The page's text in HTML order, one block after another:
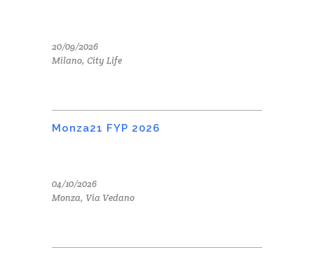
20/09/2026
Milano, City Life
Monza21 FYP 2026
04/10/2026
Monza, Via Vedano